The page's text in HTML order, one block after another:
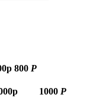
800 Р
2000р 1000 Р